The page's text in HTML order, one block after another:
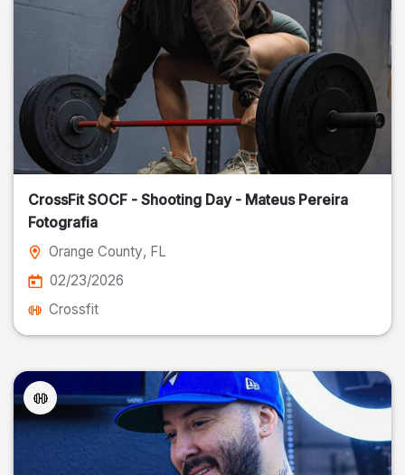
CrossFit SOCF - Shooting Day - Mateus Pereira
Fotografia
Orange County, FL
02/23/2026
Crossfit